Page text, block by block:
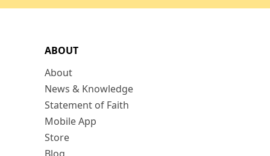
ABOUT
About
News & Knowledge
Statement of Faith
Mobile App
Store